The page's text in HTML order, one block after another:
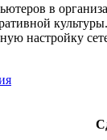
в
настройку